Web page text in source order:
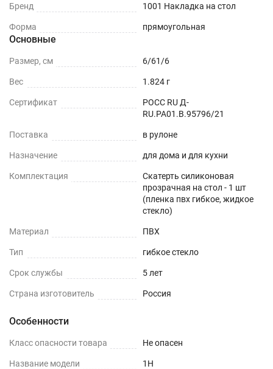
Бренд 1001 Накладка на стол
Форма прямоугольная
Основные
Размер, см 6/61/6
Вес 1.824 г
Сертификат
РОСС RU Д-
RU.РА01.В.95796/21
Поставка в рулоне
Назначение для дома и для кухни
Комплектация
Скатерть силиконовая
прозрачная на стол - 1 шт
(пленка пвх гибкое, жидкое
стекло)
Материал ПВХ
Тип гибкое стекло
Срок службы 5 лет
Страна изготовитель Россия
Особенности
Класс опасности товара Не опасен
Название модели 1H